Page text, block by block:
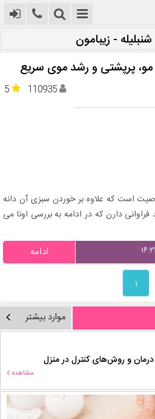
- زیبامون
مو، پرپشتی و رشد موی سریع
5 110935
است که علاوه بر خوردن سبزی آن دانه
دارن که در ادامه به بررسی اونا می
ادامه
۱
موارد بیشتر
درمان و روش‌های کنترل در منزل
مشاهده